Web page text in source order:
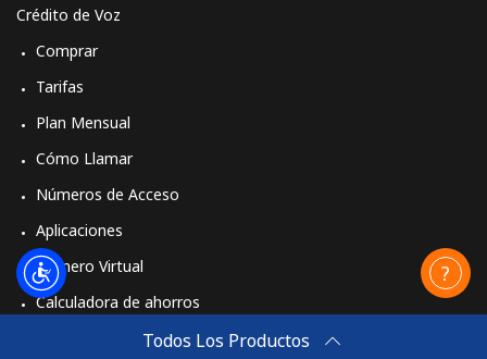
Todos Los Productos
Crédito de Voz
Comprar
Tarifas
Plan Mensual
Cómo Llamar
Números de Acceso
Aplicaciones
Número Virtual
Calculadora de ahorros